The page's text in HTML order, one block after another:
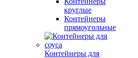
круглые
Контейнеры
прямоугольные
Контейнеры для